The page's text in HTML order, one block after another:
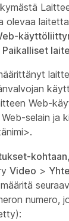
olevaa
Paikalliset
Web-
Web-selain ja
kohtaan
Video >
numero,